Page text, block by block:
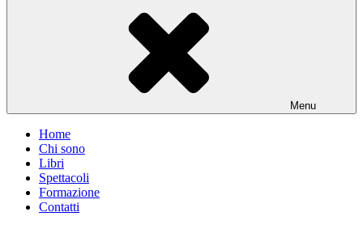
Menu
Home
Chi sono
Libri
Spettacoli
Formazione
Contatti